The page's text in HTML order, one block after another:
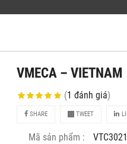
VMECA – VIETNAM
(1đánh giá)
SHARE TWEET
Mã sản phẩm :